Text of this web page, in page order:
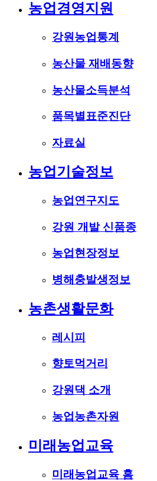
농업경영지원
강원농업통계
농산물 재배동향
농산물소득분석
품목별표준진단
자료실
농업기술정보
농업연구지도
강원 개발 신품종
농업현장정보
병해충발생정보
농촌생활문화
레시피
향토먹거리
강원댁 소개
농업농촌자원
미래농업교육
미래농업교육 홈